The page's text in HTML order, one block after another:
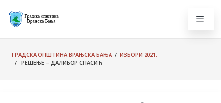
ГРАДСКА ОПШТИНА ВРАЊСКА БАЊА / ИЗБОРИ 2021.
/ РЕШЕЊЕ – ДАЛИБОР СПАСИЋ